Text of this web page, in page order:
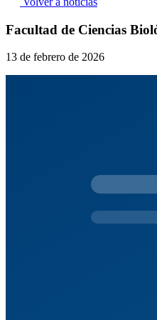
Facultad de Ciencias
13 de febrero de 2026